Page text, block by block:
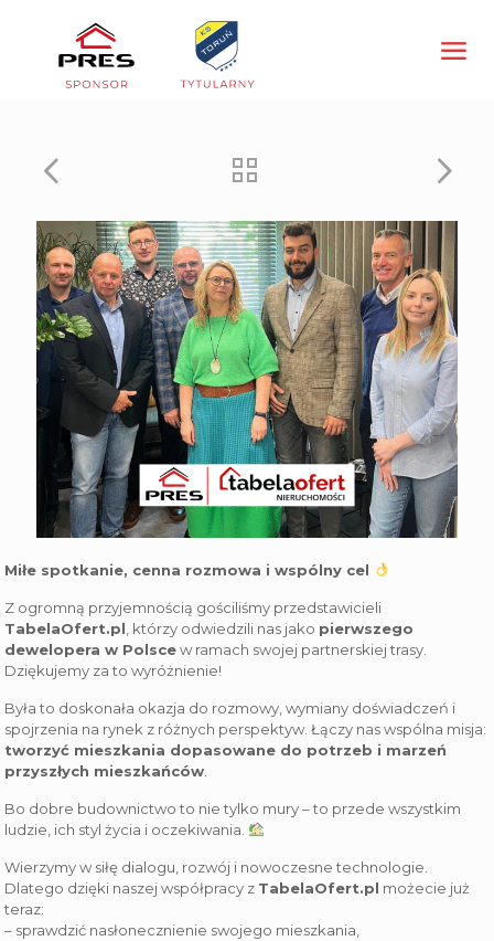
Miłe spotkanie, cenna rozmowa i wspólny cel
Z ogromną przyjemnością gościliśmy przedstawicieli
TabelaOfert.pl , którzy odwiedzili nas jako pierwszego
dewelopera w Polscew ramach swojej partnerskiej trasy.
Dziękujemy za to wyróżnienie!
Była to doskonała okazja do rozmowy, wymiany doświadczeń i
spojrzenia na rynek z różnych perspektyw. Łączy nas wspólna misja:
tworzyć mieszkania dopasowane do potrzeb i marzeń
przyszłych mieszkańców
Bo dobre budownictwo to nie tylko mury – to przede wszystkim
ludzie, ich styl życia i oczekiwania.
Wierzymy w siłę dialogu, rozwój i nowoczesne technologie.
Dlatego dzięki naszej współpracy z TabelaOfert.pl możecie już
teraz:
– sprawdzić nasłonecznienie swojego mieszkania,